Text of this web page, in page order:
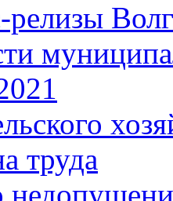
труда